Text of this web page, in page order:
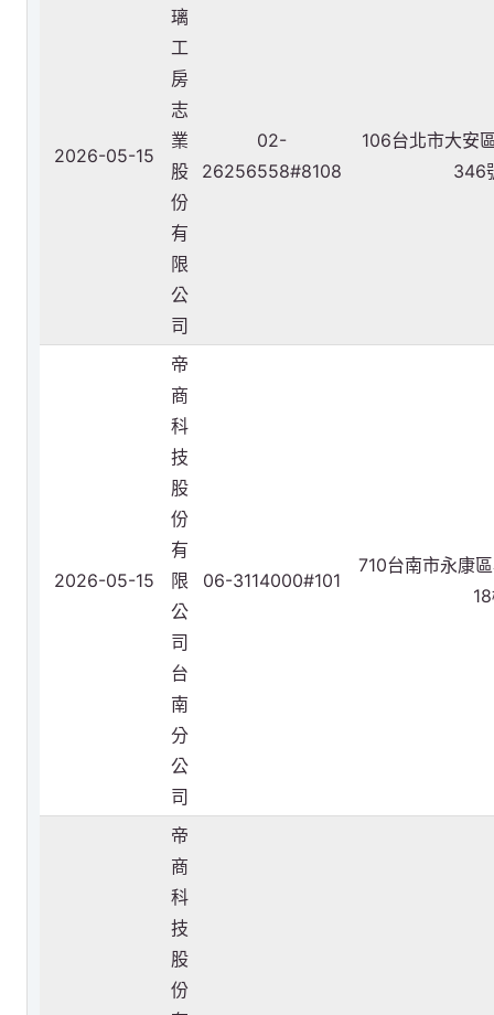
2026-05-15
璃
工
房
志
業
股
份
有
限
公
司
02-
26256558#8108
106台北市大安
346
2026-05-15
帝
商
科
技
股
份
有
限
公
司
台
南
分
公
司
06-3114000#101
710台南市永康
帝
商
科
技
股
份